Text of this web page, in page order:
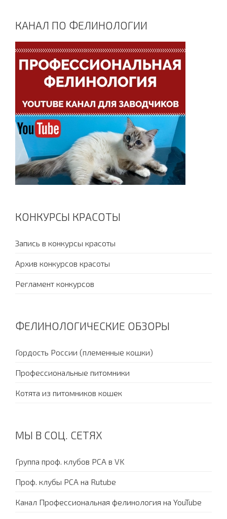
КАНАЛ ПО ФЕЛИНОЛОГИИ
КОНКУРСЫ КРАСОТЫ
Запись в конкурсы красоты
Архив конкурсов красоты
Регламент конкурсов
ФЕЛИНОЛОГИЧЕСКИЕ ОБЗОРЫ
Гордость России (племенные кошки)
Профессиональные питомники
Котята из питомников кошек
МЫ В СОЦ. СЕТЯХ
Группа проф. клубов PCA в VK
Проф. клубы PCA на Rutube
Канал Профессиональная фелинология на YouTube